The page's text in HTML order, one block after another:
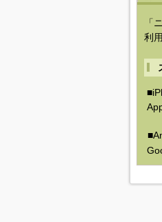
「
利